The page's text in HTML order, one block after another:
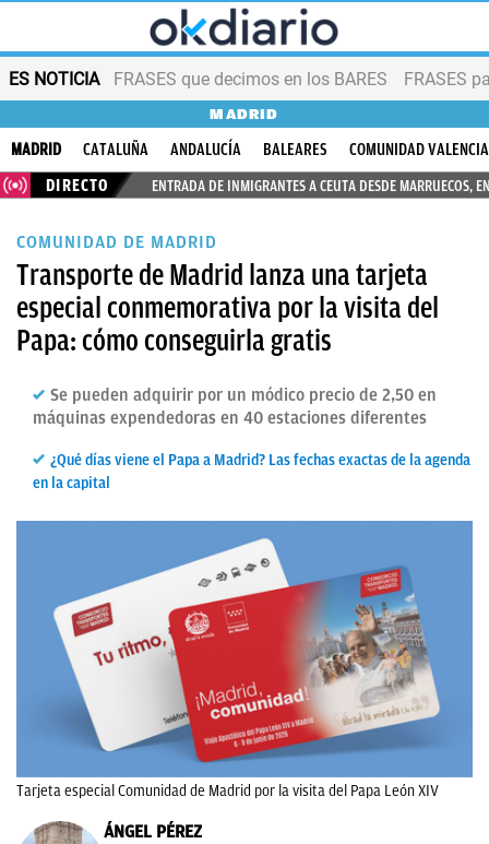
ES NOTICIA FRASES que decimos en los BARES FRASES
MADRID
MADRID CATALUÑA ANDALUCÍA BALEARES
COMUNIDAD
DIRECTO
ENTRADA DE INMIGRANTES A CEUTA DESDE MARRUECOS,
COMUNIDAD DE MADRID
Transporte de Madrid lanza una tarjeta
especial conmemorativa por la visita del
Papa: cómo conseguirla gratis
Se pueden adquirir por un módico precio de 2,50 en
máquinas expendedoras en 40 estaciones diferentes
¿Qué días viene el Papa a Madrid? Las fechas exactas de la agenda
en la capital
Tarjeta especial Comunidad de Madrid por la visita del Papa León XIV
ÁNGEL PÉREZ